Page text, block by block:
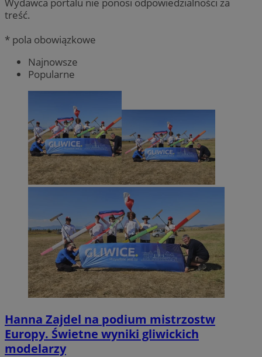
Wydawca portalu nie ponosi odpowiedzialności za
treść.
* pola obowiązkowe
Najnowsze
Popularne
Hanna Zajdel na podium mistrzostw
Europy. Świetne wyniki gliwickich
modelarzy